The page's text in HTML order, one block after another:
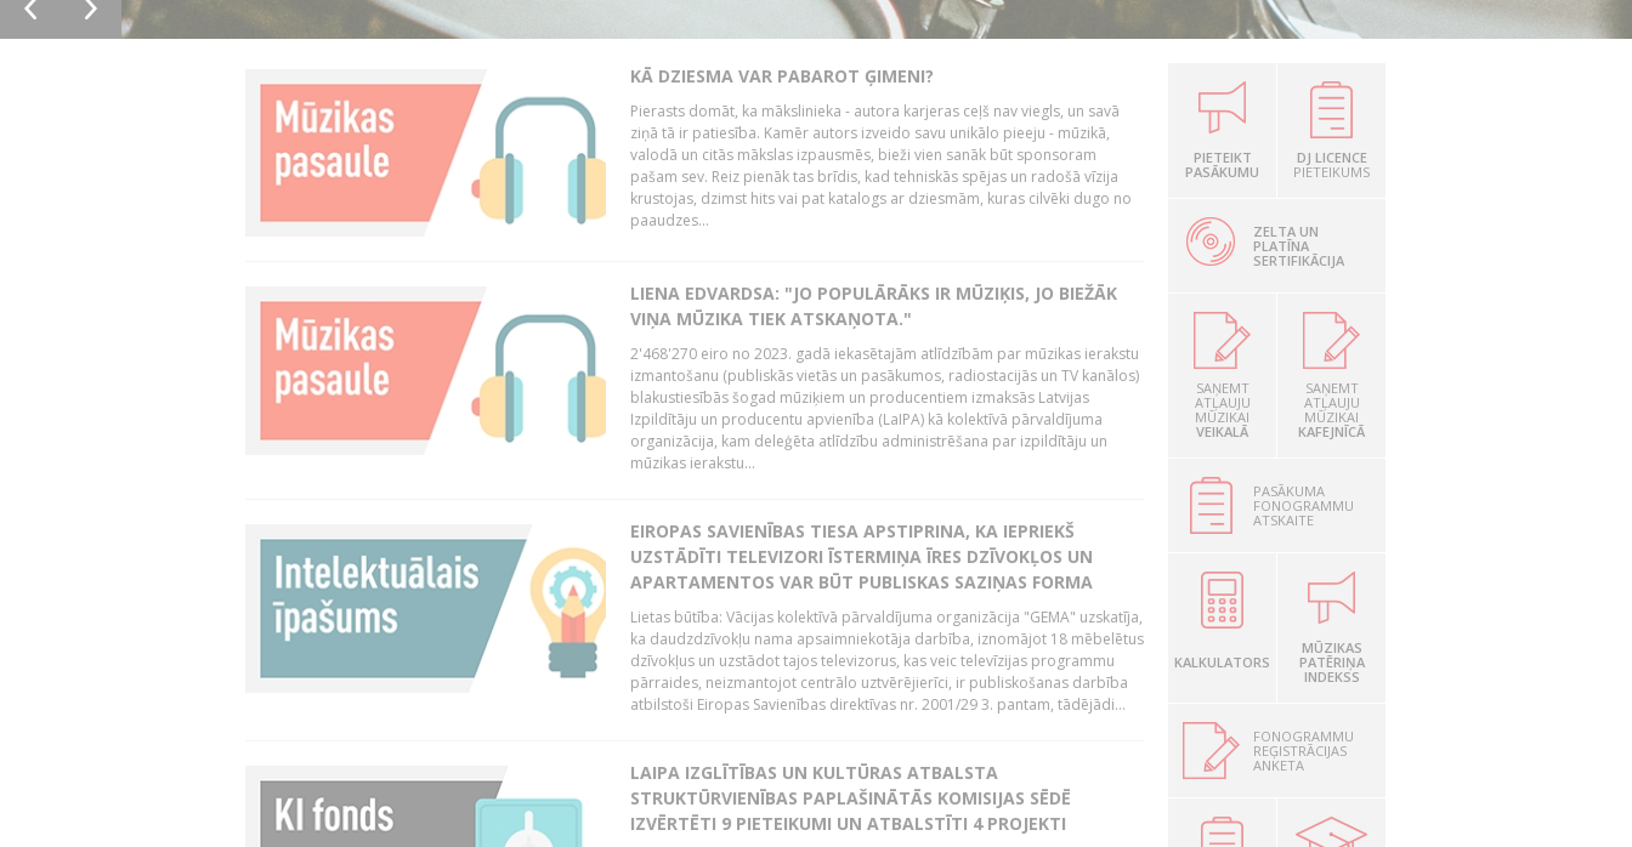
KĀ DZIESMA VAR PABAROT ĢIMENI?
Pierasts domāt, ka mākslinieka - autora karjeras ceļš nav viegls, un savā
ziņā tā ir patiesība. Kamēr autors izveido savu unikālo pieeju - mūzikā,
valodā un citās mākslas izpausmēs, bieži vien sanāk būt sponsoram
pašam sev. Reiz pienāk tas brīdis, kad tehniskās spējas un radošā vīzija
krustojas, dzimst hits vai pat katalogs ar dziesmām, kuras cilvēki dugo no
paaudzes...
LIENA EDVARDSA: "JO POPULĀRĀKS IR MŪZIĶIS, JO BIEŽĀK
VIŅA MŪZIKA TIEK ATSKAŅOTA."
2'468'270 eiro no 2023. gadā iekasētajām atlīdzībām par mūzikas ierakstu
izmantošanu (publiskās vietās un pasākumos, radiostacijās un TV kanālos)
blakustiesībās šogad mūziķiem un producentiem izmaksās Latvijas
Izpildītāju un producentu apvienība (LaIPA) kā kolektīvā pārvaldījuma
organizācija, kam deleģēta atlīdzību administrēšana par izpildītāju un
mūzikas ierakstu...
EIROPAS SAVIENĪBAS TIESA APSTIPRINA, KA IEPRIEKŠ
UZSTĀDĪTI TELEVIZORI ĪSTERMIŅA ĪRES DZĪVOKĻOS UN
APARTAMENTOS VAR BŪT PUBLISKAS SAZIŅAS FORMA
Lietas būtība: Vācijas kolektīvā pārvaldījuma organizācija "GEMA" uzskatīja,
ka daudzdzīvokļu nama apsaimniekotāja darbība, iznomājot 18 mēbelētus
dzīvokļus un uzstādot tajos televizorus, kas veic televīzijas programmu
pārraides, neizmantojot centrālo uztvērējierīci, ir publiskošanas darbība
atbilstoši Eiropas Savienības direktīvas nr. 2001/29 3. pantam, tādējādi...
LAIPA IZGLĪTĪBAS UN KULTŪRAS ATBALSTA
STRUKTŪRVIENĪBAS PAPLAŠINĀTĀS KOMISIJAS SĒDĒ
IZVĒRTĒTI 9 PIETEIKUMI UN ATBALSTĪTI 4 PROJEKTI
PIETEIKT
PASĀKUMU
DJ LICENCE
PIETEIKUMS
ZELTA UN
PLATĪNA
SERTIFIKĀCIJA
SAŅEMT
ATĻAUJU
MŪZIKAI
VEIKALĀ
SAŅEMT
ATĻAUJU
MŪZIKAI
KAFEJNĪCĀ
PASĀKUMA
FONOGRAMMU
ATSKAITE
KALKULATORS
MŪZIKAS
PATĒRIŅA
INDEKSS
FONOGRAMMU
REĢISTRĀCIJAS
ANKETA